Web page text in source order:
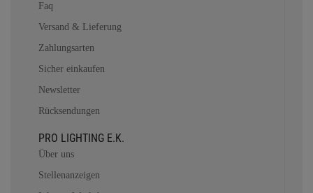
Faq
Versand & Lieferung
Zahlungsarten
Sicher einkaufen
Newsletter
Rücksendungen
PRO LIGHTING E.K.
Über uns
Stellenanzeigen